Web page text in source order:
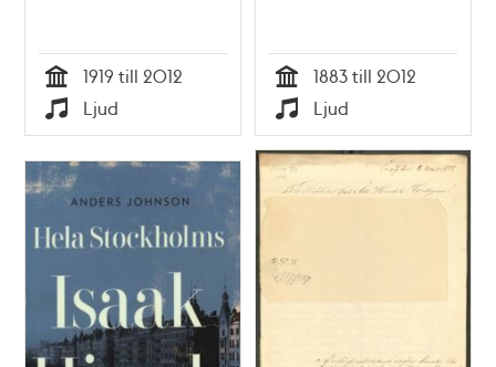
Tid
1919 till 2012
Typ
Ljud Tid
1883 till 2012
Typ
Ljud